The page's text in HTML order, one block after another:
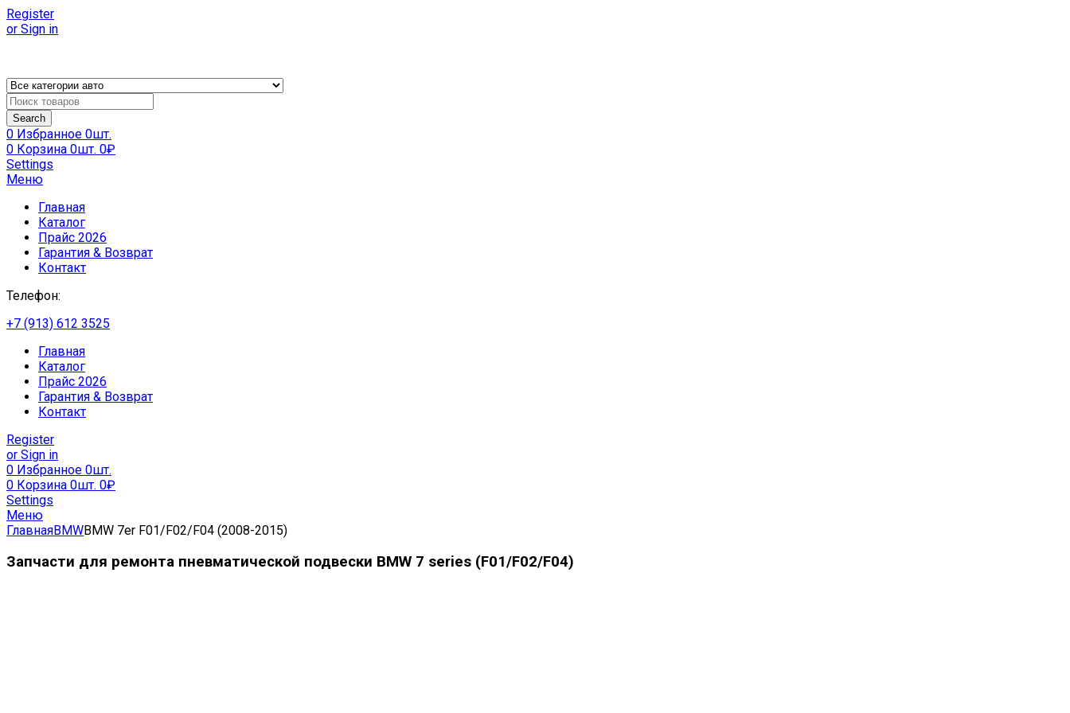
Register
or Sign in
Products
search
Search
0 Избранное 0шт.
0 Корзина 0шт. 0₽
Settings
Меню
Главная
Каталог
Прайс 2026
Гарантия & Возврат
Контакт
Телефон:
+7 (913) 612 3525
Главная
Каталог
Прайс 2026
Гарантия & Возврат
Контакт
Register
or Sign in
0 Избранное 0шт.
0 Корзина 0шт. 0₽
Settings
Меню
ГлавнаяBMWBMW 7er F01/F02/F04 (2008-2015)
Запчасти для ремонта пневматической подвески BMW 7 series (F01/F02/F04)